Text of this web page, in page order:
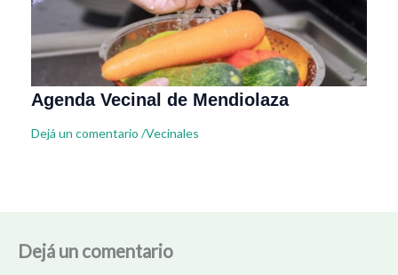
Agenda Vecinal de Mendiolaza
Dejá un comentario /Vecinales
Dejá un comentario